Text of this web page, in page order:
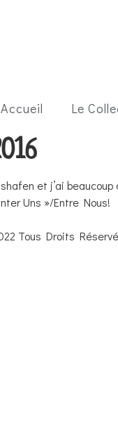
Accueil Le
et j’ai
Uns »/Entre Nous!
Tous Droits